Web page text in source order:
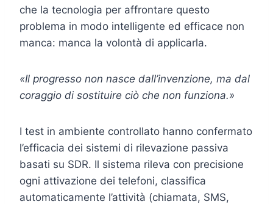
che la tecnologia per affrontare questo
problema in modo intelligente ed efficace non
manca: manca la volontà di applicarla.
«Il progresso non nasce dall’invenzione, ma dal
coraggio di sostituire ciò che non funziona.»
I test in ambiente controllato hanno confermato
l’efficacia dei sistemi di rilevazione passiva
basati su SDR. Il sistema rileva con precisione
ogni attivazione dei telefoni, classifica
automaticamente l’attività (chiamata, SMS,